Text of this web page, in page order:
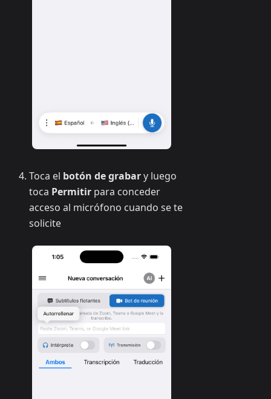
Toca el botón de grabary luego
toca Permitir para conceder
acceso al micrófono cuando se te
solicite